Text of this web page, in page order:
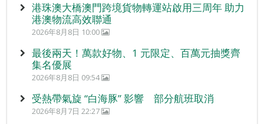
港珠澳大橋澳門跨境貨物轉運站啟用三周年 助力
港澳物流高效聯通
2026年8月8日 10:00
最後兩天！萬款好物、1 元限定、百萬元抽獎齊
集名優展
2026年8月8日 09:54
受熱帶氣旋 “白海豚” 影響 部分航班取消
2026年8月7日 22:27